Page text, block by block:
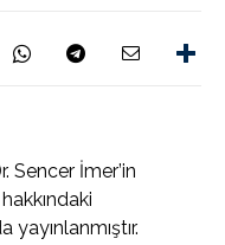
Sencer İmer’in